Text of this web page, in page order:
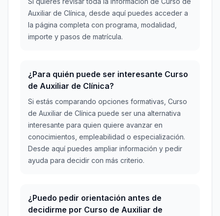
Auxiliar de Clínica, desde aquí puedes acceder a
la página completa con programa, modalidad,
importe y pasos de matrícula.
¿Para quién puede ser interesante Curso
de Auxiliar de Clínica?
Si estás comparando opciones formativas, Curso
de Auxiliar de Clínica puede ser una alternativa
interesante para quien quiere avanzar en
conocimientos, empleabilidad o especialización.
Desde aquí puedes ampliar información y pedir
ayuda para decidir con más criterio.
¿Puedo pedir orientación antes de
decidirme por Curso de Auxiliar de